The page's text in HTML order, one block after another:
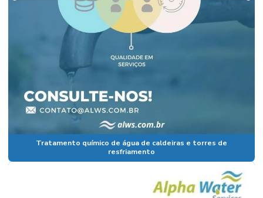
Tratamento químico de água de caldeiras e torres de
resfriamento